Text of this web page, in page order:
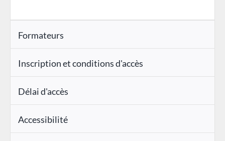
Formateurs
Inscription et conditions d'accès
Délai d'accès
Accessibilité